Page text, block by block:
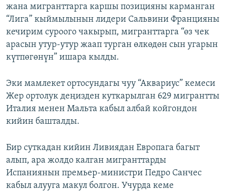
жана мигранттарга каршы позицияны карманган
“Лига” кыймылынын лидери Сальвини Францияны
кечирим суроого чакырып, мигранттарга “өз чек
арасын утур-утур жаап турган өлкөдөн сын угарын
күтпөгөнүн” ишара кылды.
Эки мамлекет ортосундагы чуу “Аквариус” кемеси
Жер ортолук деңизден куткарылган 629 мигрантты
Италия менен Мальта кабыл албай койгондон
кийин башталды.
Бир суткадан кийин Ливиядан Европага багыт
алып, ара жолдо калган мигранттарды
Испаниянын премьер-министри Педро Санчес
кабыл алууга макул болгон. Учурда кеме